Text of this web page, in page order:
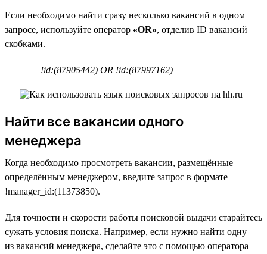
Если необходимо найти сразу несколько вакансий в одном
запросе, используйте оператор «OR», отделив ID вакансий
скобками.
!id:(87905442) OR !id:(87997162)
Найти все вакансии одного
менеджера
Когда необходимо просмотреть вакансии, размещённые
определённым менеджером, введите запрос в формате
!manager_id:(11373850).
Для точности и скорости работы поисковой выдачи старайтесь
сужать условия поиска. Например, если нужно найти одну
из вакансий менеджера, сделайте это с помощью оператора